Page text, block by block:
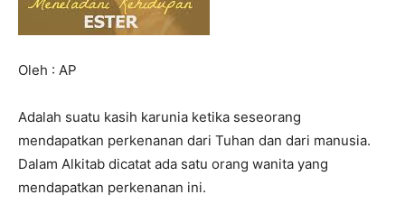
Oleh : AP
Adalah suatu kasih karunia ketika seseorang
mendapatkan perkenanan dari Tuhan dan dari manusia.
Dalam Alkitab dicatat ada satu orang wanita yang
mendapatkan perkenanan ini.